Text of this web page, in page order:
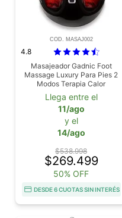
COD. MASAJ002
4.8
Masajeador Gadnic Foot
Massage Luxury Para Pies 2
Modos Terapia Calor
Llega entre el
11/ago
y el
14/ago
$538.998
$269.499
50% OFF
DESDE 6 CUOTAS SIN INTERÉS